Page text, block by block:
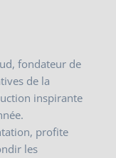
fondateur de
de la
inspirante
profite
les